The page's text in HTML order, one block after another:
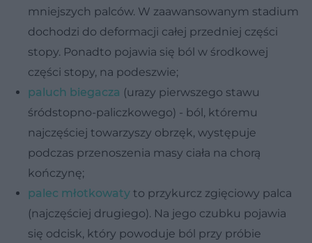
mniejszych palców. W zaawansowanym stadium
dochodzi do deformacji całej przedniej części
stopy. Ponadto pojawia się ból w środkowej
części stopy, na podeszwie;
paluch biegacza (urazy pierwszego stawu
śródstopno-paliczkowego) - ból, któremu
najczęściej towarzyszy obrzęk, występuje
podczas przenoszenia masy ciała na chorą
kończynę;
palec młotkowaty to przykurcz zgięciowy palca
(najczęściej drugiego). Na jego czubku pojawia
się odcisk, który powoduje ból przy próbie